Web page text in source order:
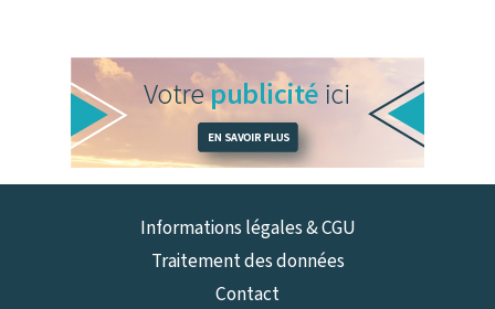
Informations légales & CGU
Traitement des données
Contact